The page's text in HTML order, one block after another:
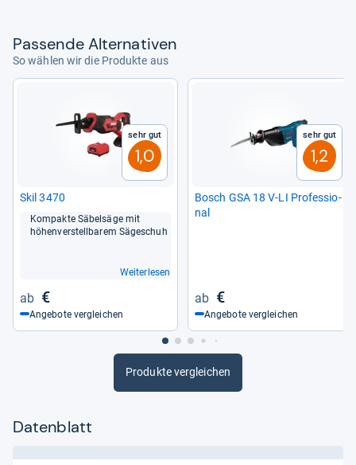
Pas­sende Alter­na­ti­ven
So wählen wir die Produkte aus
Sehr gut
1,0
Skil 3470
Kom­pakte Säbel­säge mit
höhen­ver­stell­ba­rem Säge­schuh
Weiterlesen
€
Angebote vergleichen
Sehr gut
1,2
Bosch GSA 18 V-​LI Pro­fes­sio­
nal
€
Angebote vergleichen
Produkte vergleichen
Datenblatt